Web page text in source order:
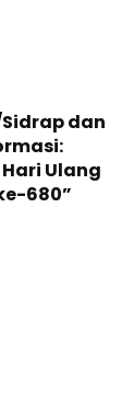
dan
Ulang
680”